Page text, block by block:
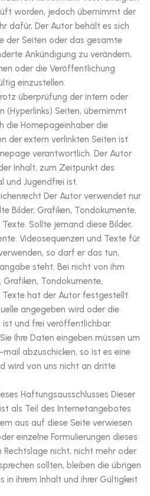
worden, jedoch übernimmt der
dafür, Der Autor behält es sich
der Seiten oder das gesamte
Ankündigung zu verändern,
oder die Veröffentlichung
einzustellen.
überprüfung der intern oder
(Hyperlinks) Seiten, übernimmt
die Homepageinhaber die
der extern verlinkten Seiten ist
verantwortlich. Der Autor
Inhalt, zum Zeitpunkt des
und Jugendfrei ist.
Der Autor verwendet nur
Bilder, Grafiken, Tondokumente,
Sollte jemand diese Bilder,
Videosequenzen und Texte für
so darf er das tun,
steht. Bei nicht von ihm
Grafiken, Tondokumente,
Texte hat der Autor festgestellt
angegeben wird oder die
ist und frei veröffentlichbar.
Ihre Daten eingeben müssen um
mail abzuschicken, so ist es eine
wird von uns nicht an dritte
Haftungsausschlusses Dieser
als Teil des Internetangebotes
aus auf diese Seite verwiesen
einzelne Formulierungen dieses
Rechtslage nicht, nicht mehr oder
sollten, bleiben die übrigen
in ihrem Inhalt und ihrer Gültigkeit